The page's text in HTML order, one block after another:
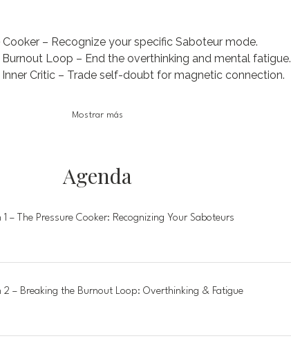
– Recognize your specific Saboteur mode.
Loop – End the overthinking and mental fatigue.
Critic – Trade self-doubt for magnetic connection.
Mostrar más
Agenda
1 – The Pressure Cooker: Recognizing Your Saboteurs
2 – Breaking the Burnout Loop: Overthinking & Fatigue